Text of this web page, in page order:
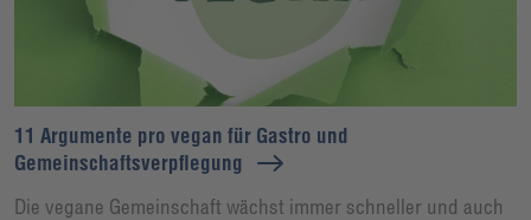
11 Argumente pro vegan für Gastro und
Gemeinschaftsverpflegung
Die vegane Gemeinschaft wächst immer schneller und auch